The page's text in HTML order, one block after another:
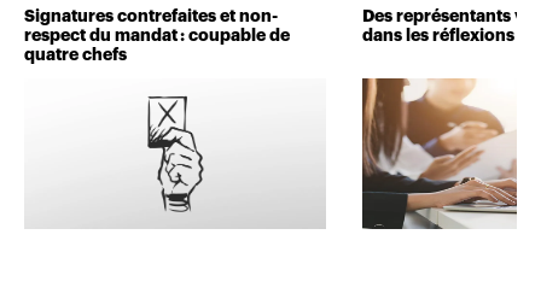
Signatures contrefaites et non-
respect du mandat : coupable de
quatre chefs
Des représentants
dans les réflexions de